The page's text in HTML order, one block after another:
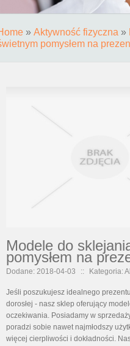
» Aktywność fizyczna »
pomysłem na
Modele do
pomysłem na
Dodane: 2018-04-03 :: Kategoria:
Jeśli poszukujesz idealnego
dorosłej - nasz sklep oferujący
oczekiwania. Posiadamy w
poradzi sobie nawet najmłodszy
więcej cierpliwości i dokładności.